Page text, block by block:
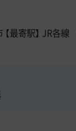
【最寄駅】 JR各